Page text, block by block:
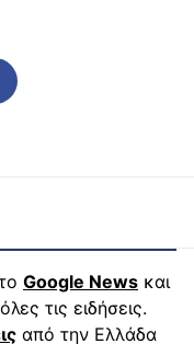
Google News και
τις ειδήσεις.
από την Ελλάδα